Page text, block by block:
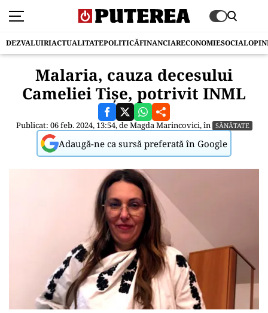
DEZVALUIRIACTUALITATEPOLITICĂFINANCIARECONOMIESOCIAL
Malaria, cauza decesului
Cameliei Tișe, potrivit INML
Publicat: 06 feb. 2024, 13:54, deMagda Marincovici, în SĂNĂTATE
Adaugă-ne ca sursă preferată în Google